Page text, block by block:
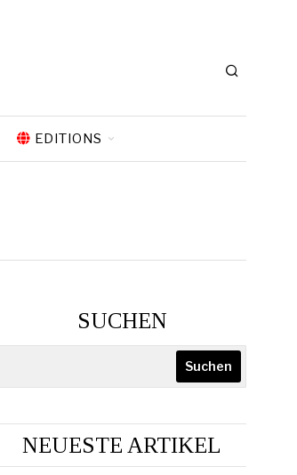
EDITIONS
SUCHEN
Suchen
NEUESTE ARTIKEL